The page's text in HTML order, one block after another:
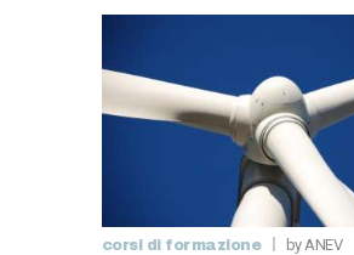
corsi di formazione by ANEV